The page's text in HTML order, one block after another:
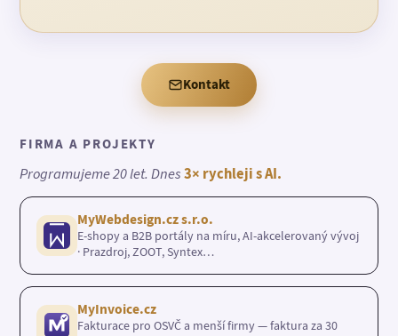
Kontakt
FIRMA A PROJEKTY
Programujeme 20 let. Dnes3× rychleji s AI.
MyWebdesign.cz s.r.o.
E-shopy a B2B portály na míru, AI-akcelerovaný vývoj
· Prazdroj, ZOOT, Syntex…
MyInvoice.cz
Fakturace pro OSVČ a menší firmy — faktura za 30